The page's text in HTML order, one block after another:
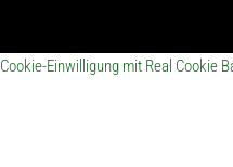
Cookie-Einwilligung mit Real Cookie